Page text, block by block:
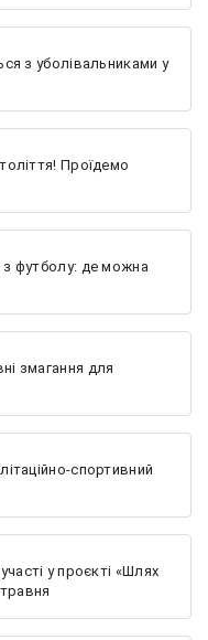
з уболівальниками у
Проїдемо
з футболу: де можна
змагання для
спортивний
у проєкті «Шлях